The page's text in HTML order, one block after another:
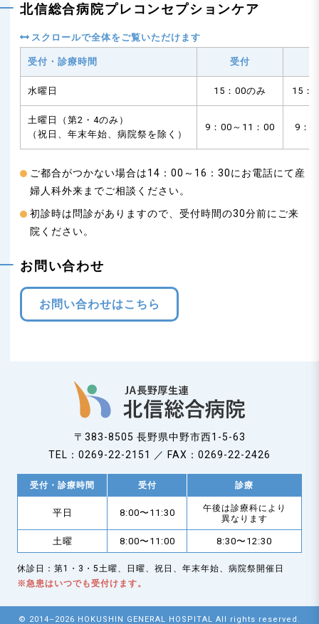
北信総合病院プレコンセプションケア
受付・診療時間 受付
水曜日 15：00のみ 15：
土曜日（第2・4のみ）
（祝日、年末年始、病院祭を除く）
9：00～11：00 9：
ご都合がつかない場合は14：00～16：30にお電話にて産
婦人科外来までご相談ください。
初診時は問診がありますので、受付時間の30分前にご来
院ください。
お問い合わせ
お問い合わせはこちら
〒383-8505 長野県中野市西1-5-63
TEL：0269-22-2151 ／ FAX：0269-22-2426
受付・診療時間 受付 診療
平日 8:00〜11:30
午後は診療科により
異なります
土曜 8:00〜11:00 8:30〜12:30
休診日：第1・3・5土曜、日曜、祝日、年末年始、病院祭開催日
※急患はいつでも受付けます。
© 2014–2026 HOKUSHIN GENERAL HOSPITAL All rights reserved.